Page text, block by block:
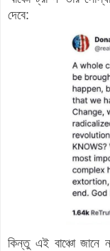
দেবে:
কিন্তু এই বাঞ্চো জানে